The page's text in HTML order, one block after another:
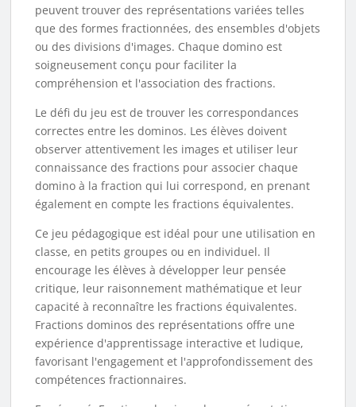
peuvent trouver des représentations variées telles
que des formes fractionnées, des ensembles d'objets
ou des divisions d'images. Chaque domino est
soigneusement conçu pour faciliter la
compréhension et l'association des fractions.
Le défi du jeu est de trouver les correspondances
correctes entre les dominos. Les élèves doivent
observer attentivement les images et utiliser leur
connaissance des fractions pour associer chaque
domino à la fraction qui lui correspond, en prenant
également en compte les fractions équivalentes.
Ce jeu pédagogique est idéal pour une utilisation en
classe, en petits groupes ou en individuel. Il
encourage les élèves à développer leur pensée
critique, leur raisonnement mathématique et leur
capacité à reconnaître les fractions équivalentes.
Fractions dominos des représentations offre une
expérience d'apprentissage interactive et ludique,
favorisant l'engagement et l'approfondissement des
compétences fractionnaires.